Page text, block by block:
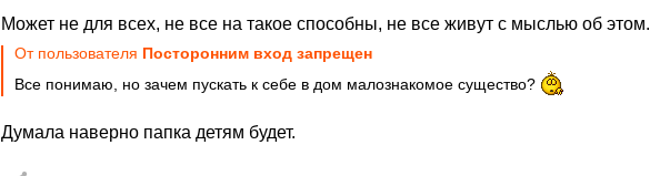
Может не для всех, не все на такое способны, не все живут с мыслью об этом.
От пользователя Посторонним вход запрещен
Все понимаю, но зачем пускать к себе в дом малознакомое существо?
Думала наверно папка детям будет.